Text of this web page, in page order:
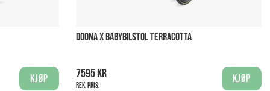
Kjøp
DOONA X BABYBILSTOL TERRACOTTA
7595 kr
Rek. pris:
Kjøp